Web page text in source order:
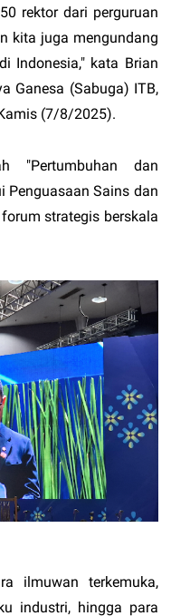
rektor dari perguruan
kita juga mengundang
Indonesia," kata Brian
Ganesa (Sabuga) ITB,
(7/8/2025).
"Pertumbuhan dan
Penguasaan Sains dan
strategis berskala
ilmuwan terkemuka,
industri, hingga para